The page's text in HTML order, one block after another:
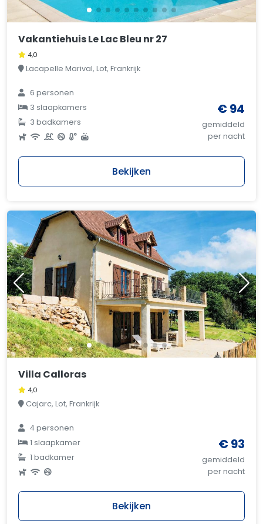
Vakantiehuis Le Lac Bleu nr 27
4,0
Lacapelle Marival, Lot, Frankrijk
6 personen
3 slaapkamers
3 badkamers
€ 94
gemiddeld
per nacht
Bekijken
Villa Calloras
4,0
Cajarc, Lot, Frankrijk
4 personen
1 slaapkamer
1 badkamer
€ 93
gemiddeld
per nacht
Bekijken